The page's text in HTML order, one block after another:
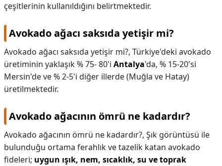
çeşitlerinin kullanıldığını belirtmektedir.
Avokado ağacı saksıda yetişir mi?
Avokado ağacı saksıda yetişir mi?, Türkiye'deki avokado
üretiminin yaklaşık % 75- 80'i Antalya'da, % 15-20'si
Mersin'de ve % 2-5'i diğer illerde (Muğla ve Hatay)
üretilmektedir.
Avokado ağacının ömrü ne kadardır?
Avokado ağacının ömrü ne kadardır?, Şık görüntüsü ile
bulunduğu ortama ferahlık ve tazelik katan avokado
fideleri; uygun ışık, nem, sıcaklık, su ve toprak